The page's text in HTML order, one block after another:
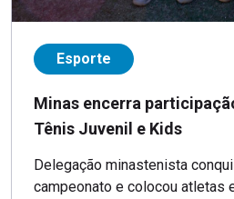
Esporte
Minas encerra
Tênis Juvenil e Kids
Delegação minastenista
campeonato e colocou atletas